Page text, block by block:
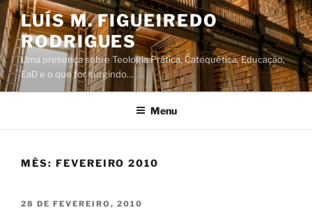
Saltar
para
o
conteúdo
LUÍS M. FIGUEIREDO
RODRIGUES
Uma presença sobre Teologia Prática, Catequética, Educação,
EaD e o que for surgindo…
Menu
MÊS: FEVEREIRO 2010
PUBLICADO
28 DE FEVEREIRO, 2010